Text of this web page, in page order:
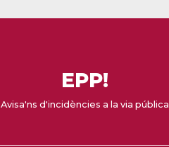
EPP!
Avisa'ns d'incidències a la via pública